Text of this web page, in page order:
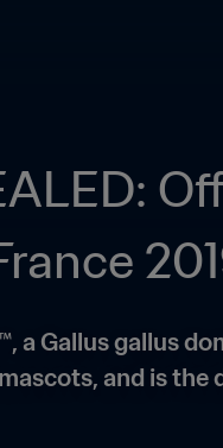
a Gallus gallus
and is the